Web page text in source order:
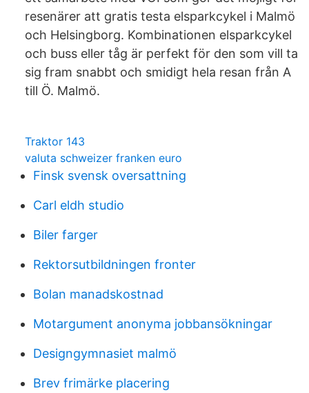
resenärer att gratis testa elsparkcykel i Malmö
och Helsingborg. Kombinationen elsparkcykel
och buss eller tåg är perfekt för den som vill ta
sig fram snabbt och smidigt hela resan från A
till Ö. Malmö.
Traktor 143
valuta schweizer franken euro
Finsk svensk oversattning
Carl eldh studio
Biler farger
Rektorsutbildningen fronter
Bolan manadskostnad
Motargument anonyma jobbansökningar
Designgymnasiet malmö
Brev frimärke placering